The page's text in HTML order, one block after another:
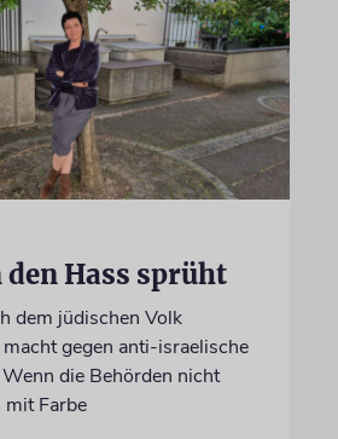
den Hass sprüht
dem jüdischen Volk
gegen anti-israelische
die Behörden nicht
mit Farbe